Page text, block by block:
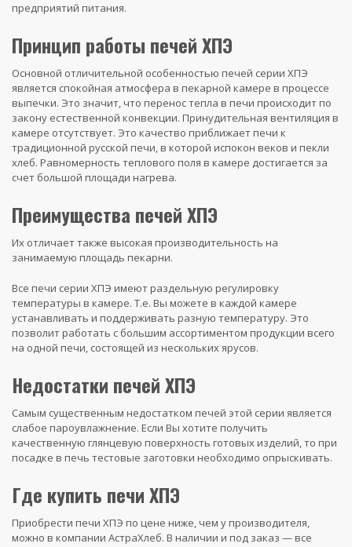
предприятий питания.
Принцип работы печей ХПЭ
Основной отличительной особенностью печей серии ХПЭ
является спокойная атмосфера в пекарной камере в процессе
выпечки. Это значит, что перенос тепла в печи происходит по
закону естественной конвекции. Принудительная вентиляция в
камере отсутствует. Это качество приближает печи к
традиционной русской печи, в которой испокон веков и пекли
хлеб. Равномерность теплового поля в камере достигается за
счет большой площади нагрева.
Преимущества печей ХПЭ
Их отличает также высокая производительность на
занимаемую площадь пекарни.
Все печи серии ХПЭ имеют раздельную регулировку
температуры в камере. Т.е. Вы можете в каждой камере
устанавливать и поддерживать разную температуру. Это
позволит работать с большим ассортиментом продукции всего
на одной печи, состоящей из нескольких ярусов.
Недостатки печей ХПЭ
Самым существенным недостатком печей этой серии является
слабое пароувлажнение. Если Вы хотите получить
качественную глянцевую поверхность готовых изделий, то при
посадке в печь тестовые заготовки необходимо опрыскивать.
Где купить печи ХПЭ
Приобрести печи ХПЭ по цене ниже, чем у производителя,
можно в компании АстраХлеб. В наличии и под заказ — все